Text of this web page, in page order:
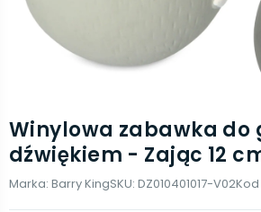
Winylowa zabawka do
dźwiękiem - Zając 12
Marka: Barry KingSKU: DZ010401017-V02